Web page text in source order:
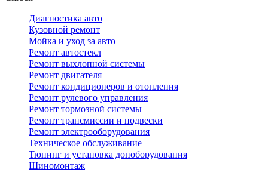
Диагностика авто
Кузовной ремонт
Мойка и уход за авто
Ремонт автостекл
Ремонт выхлопной системы
Ремонт двигателя
Ремонт кондиционеров и отопления
Ремонт рулевого управления
Ремонт тормозной системы
Ремонт трансмиссии и подвески
Ремонт электрооборудования
Техническое обслуживание
Тюнинг и установка допоборудования
Шиномонтаж